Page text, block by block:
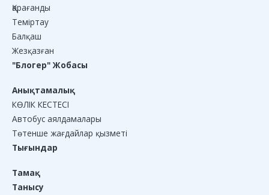
Қарағанды
Теміртау
Балқаш
Жезқазған
"Блогер" Жобасы
Анықтамалық
КӨЛІК КЕСТЕСІ
Автобус аялдамалары
Төтенше жағдайлар қызметі
Тығындар
Тамақ
Танысу